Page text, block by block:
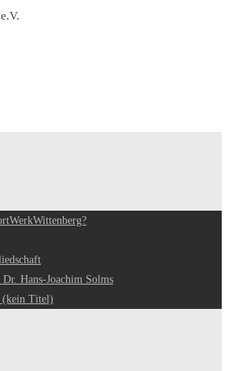
Hans-Joachim Solms
(kein Titel)